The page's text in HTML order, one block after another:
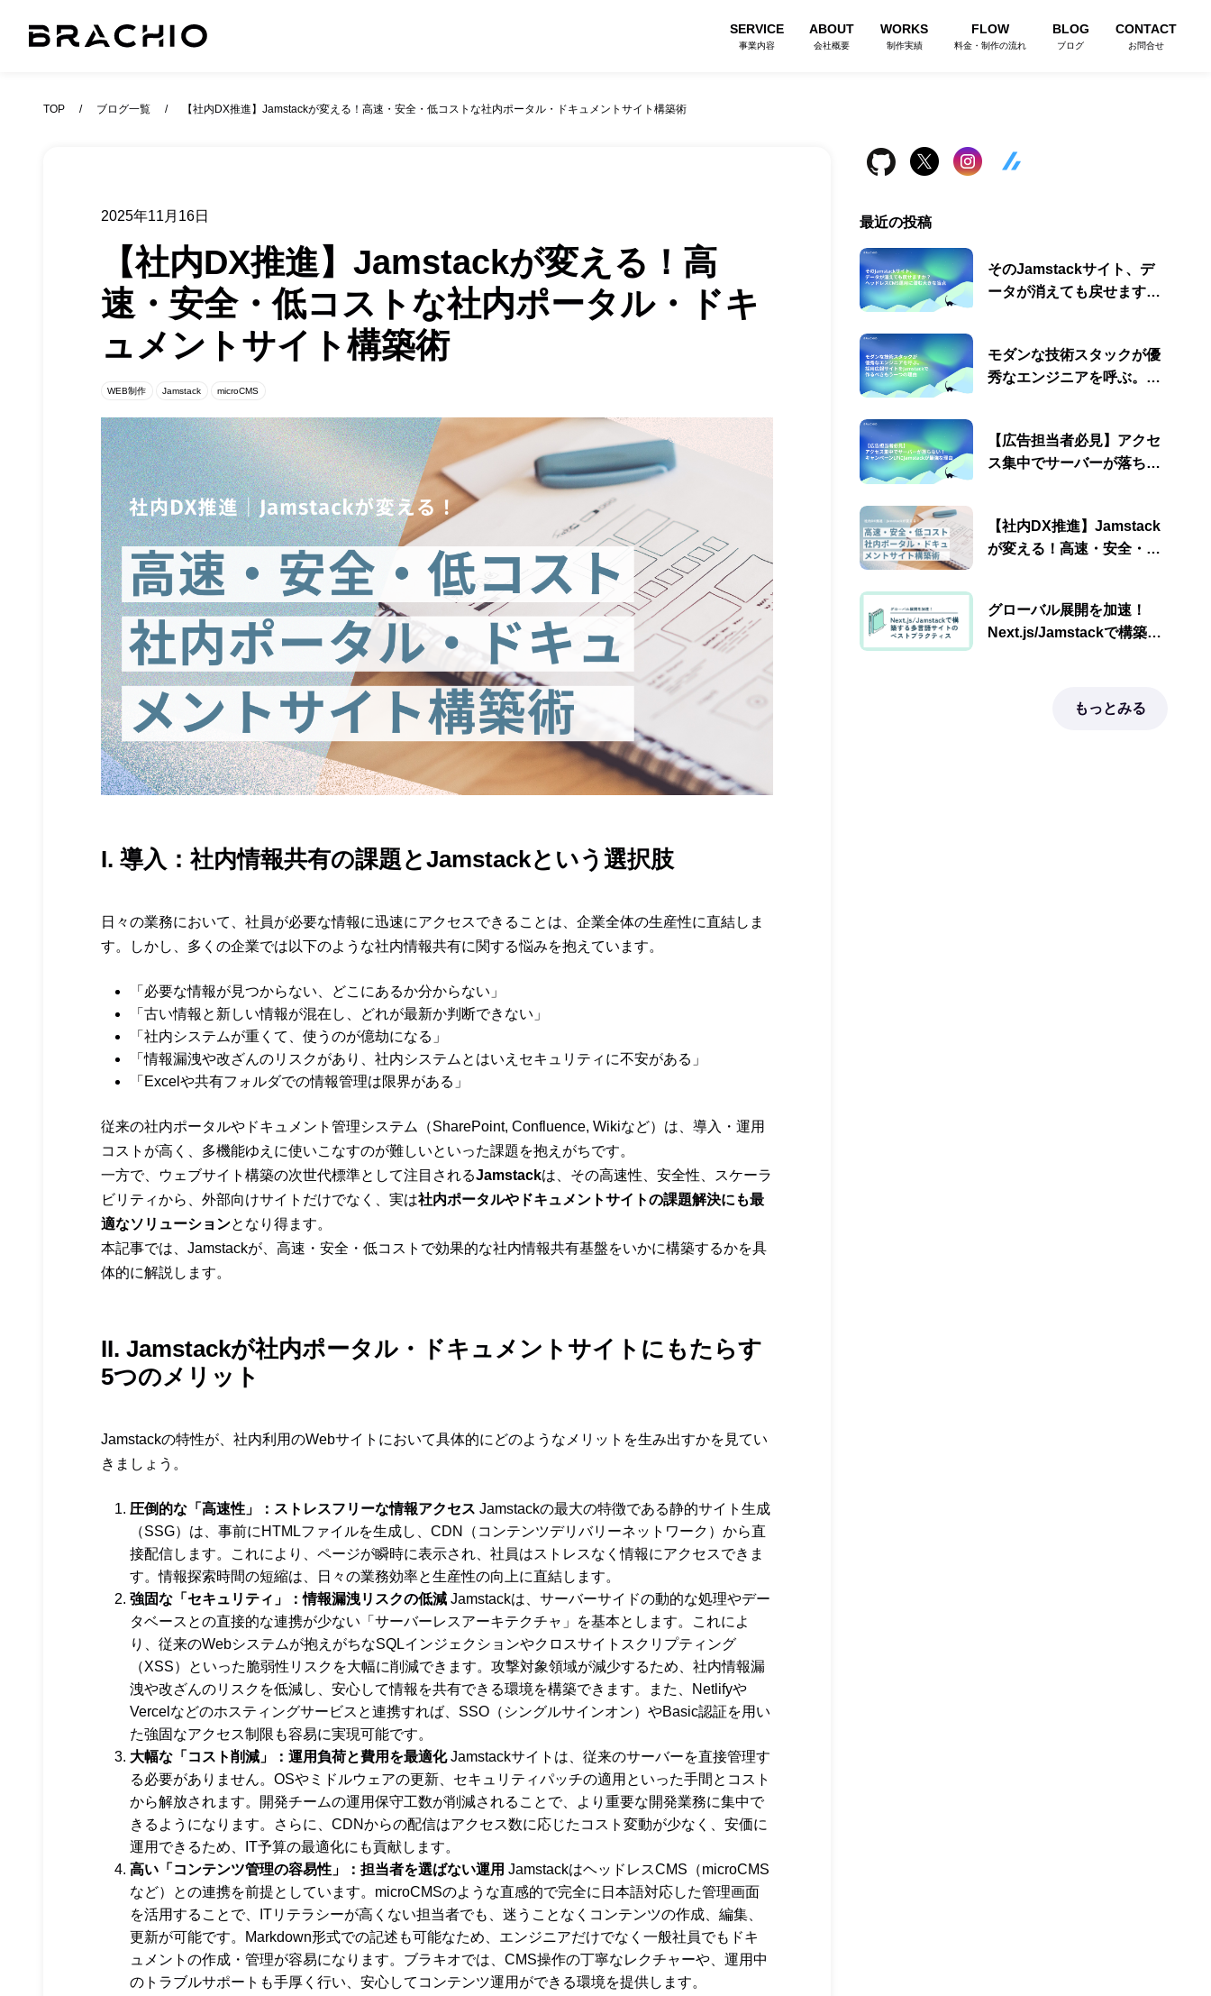
SERVICE
事業内容
ABOUT
会社概要
WORKS
制作実績
FLOW
料金・制作の流れ
BLOG
ブログ
CONTACT
お問合せ
TOP ブログ一覧 【社内DX推進】Jamstackが変える！高速・安全・低コストな社内ポータル・ドキュメントサイト構築術
2025年11月16日
【社内DX推進】Jamstackが変える！高
速・安全・低コストな社内ポータル・ドキ
ュメントサイト構築術
WEB制作 Jamstack microCMS
I. 導入：社内情報共有の課題とJamstackという選択肢
日々の業務において、社員が必要な情報に迅速にアクセスできることは、企業全体の生産性に直結しま
す。しかし、多くの企業では以下のような社内情報共有に関する悩みを抱えています。
「必要な情報が見つからない、どこにあるか分からない」
「古い情報と新しい情報が混在し、どれが最新か判断できない」
「社内システムが重くて、使うのが億劫になる」
「情報漏洩や改ざんのリスクがあり、社内システムとはいえセキュリティに不安がある」
「Excelや共有フォルダでの情報管理は限界がある」
従来の社内ポータルやドキュメント管理システム（SharePoint, Confluence, Wikiなど）は、導入・運用
コストが高く、多機能ゆえに使いこなすのが難しいといった課題を抱えがちです。
一方で、ウェブサイト構築の次世代標準として注目されるJamstackは、その高速性、安全性、スケーラ
ビリティから、外部向けサイトだけでなく、実は社内ポータルやドキュメントサイトの課題解決にも最
適なソリューションとなり得ます。
本記事では、Jamstackが、高速・安全・低コストで効果的な社内情報共有基盤をいかに構築するかを具
体的に解説します。
II. Jamstackが社内ポータル・ドキュメントサイトにもたらす
5つのメリット
Jamstackの特性が、社内利用のWebサイトにおいて具体的にどのようなメリットを生み出すかを見てい
きましょう。
圧倒的な「高速性」：ストレスフリーな情報アクセス Jamstackの最大の特徴である静的サイト生成
（SSG）は、事前にHTMLファイルを生成し、CDN（コンテンツデリバリーネットワーク）から直
接配信します。これにより、ページが瞬時に表示され、社員はストレスなく情報にアクセスできま
す。情報探索時間の短縮は、日々の業務効率と生産性の向上に直結します。
強固な「セキュリティ」：情報漏洩リスクの低減 Jamstackは、サーバーサイドの動的な処理やデー
タベースとの直接的な連携が少ない「サーバーレスアーキテクチャ」を基本とします。これによ
り、従来のWebシステムが抱えがちなSQLインジェクションやクロスサイトスクリプティング
（XSS）といった脆弱性リスクを大幅に削減できます。攻撃対象領域が減少するため、社内情報漏
洩や改ざんのリスクを低減し、安心して情報を共有できる環境を構築できます。また、Netlifyや
Vercelなどのホスティングサービスと連携すれば、SSO（シングルサインオン）やBasic認証を用い
た強固なアクセス制限も容易に実現可能です。
大幅な「コスト削減」：運用負荷と費用を最適化Jamstackサイトは、従来のサーバーを直接管理す
る必要がありません。OSやミドルウェアの更新、セキュリティパッチの適用といった手間とコスト
から解放されます。開発チームの運用保守工数が削減されることで、より重要な開発業務に集中で
きるようになります。さらに、CDNからの配信はアクセス数に応じたコスト変動が少なく、安価に
運用できるため、IT予算の最適化にも貢献します。
高い「コンテンツ管理の容易性」：担当者を選ばない運用 JamstackはヘッドレスCMS（microCMS
など）との連携を前提としています。microCMSのような直感的で完全に日本語対応した管理画面
を活用することで、ITリテラシーが高くない担当者でも、迷うことなくコンテンツの作成、編集、
更新が可能です。Markdown形式での記述も可能なため、エンジニアだけでなく一般社員でもドキ
ュメントの作成・管理が容易になります。ブラキオでは、CMS操作の丁寧なレクチャーや、運用中
のトラブルサポートも手厚く行い、安心してコンテンツ運用ができる環境を提供します。
最近の投稿
そのJamstackサイト、デ
ータが消えても戻せます
モダンな技術スタックが優
秀なエンジニアを呼ぶ。採
【広告担当者必見】アクセ
ス集中でサーバーが落ちな
【社内DX推進】Jamstack
が変える！高速・安全・低
グローバル展開を加速！
Next.js/Jamstackで構築す
もっとみる